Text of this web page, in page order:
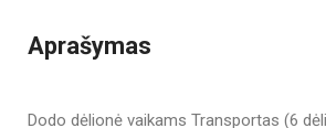
Aprašymas
Dodo dėlionė vaikams Transportas (6